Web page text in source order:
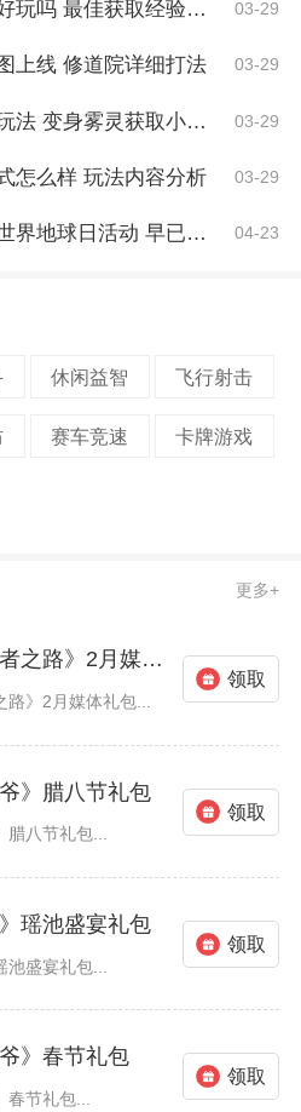
天谕游泳池派对好玩吗 最佳获取经验技巧 03-29
上线 修道院详细打法 03-29
天谕有哪些新奇玩法 变身雾灵获取小技巧 03-29
怎么样 玩法内容分析 03-29
无尽的拉格朗日世界地球日活动 早已开启一周！ 04-23
休闲益智 飞行射击
赛车竞速 卡牌游戏
更多+
《航海王强者之路》2月媒体礼包
路》2月媒体礼包...
领取
》腊八节礼包
腊八节礼包...
领取
瑶池盛宴礼包
池盛宴礼包...
领取
》春节礼包
春节礼包...
领取